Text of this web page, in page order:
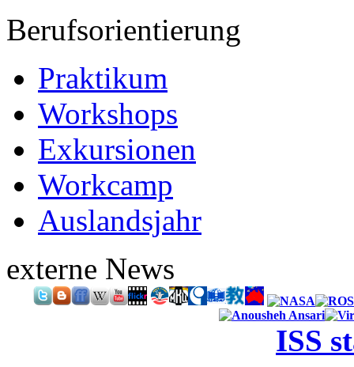
Berufsorientierung
Praktikum
Workshops
Exkursionen
Workcamp
Auslandsjahr
externe News
ISS